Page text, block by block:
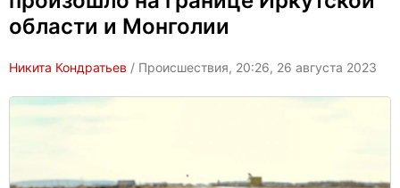
области и Монголии
Никита Кондратьев / Происшествия, 20:26, 26 августа 2023